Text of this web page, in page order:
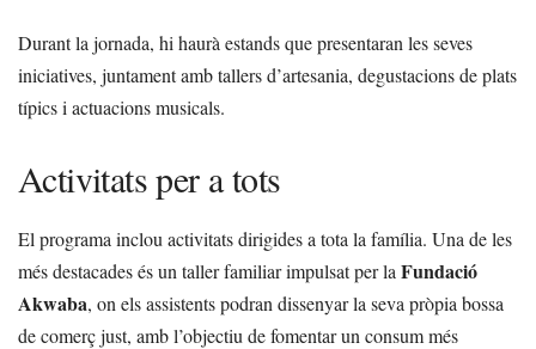
Durant la jornada, hi haurà estands que presentaran les seves
iniciatives, juntament amb tallers d’artesania, degustacions de plats
típics i actuacions musicals.
Activitats per a tots
El programa inclou activitats dirigides a tota la família. Una de les
més destacades és un taller familiar impulsat per la Fundació
Akwaba, on els assistents podran dissenyar la seva pròpia bossa
de comerç just, amb l’objectiu de fomentar un consum més